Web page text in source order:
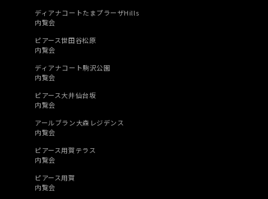
ディアナコートたまプラーザHills
内覧会
ピアース世田谷松原
内覧会
ディアナコート駒沢公園
内覧会
ピアース大井仙台坂
内覧会
アールブラン大森レジデンス
内覧会
ピアース用賀テラス
内覧会
ピアース用賀
内覧会